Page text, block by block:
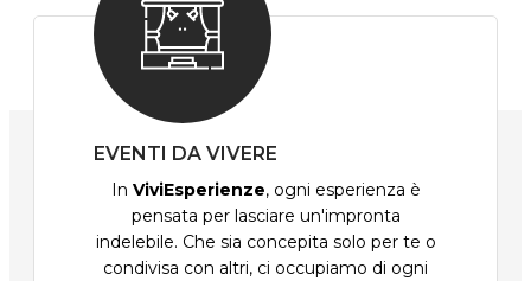
EVENTI DA VIVERE
In ViviEsperienze, ogni esperienza è
pensata per lasciare un'impronta
indelebile. Che sia concepita solo per te o
condivisa con altri, ci occupiamo di ogni